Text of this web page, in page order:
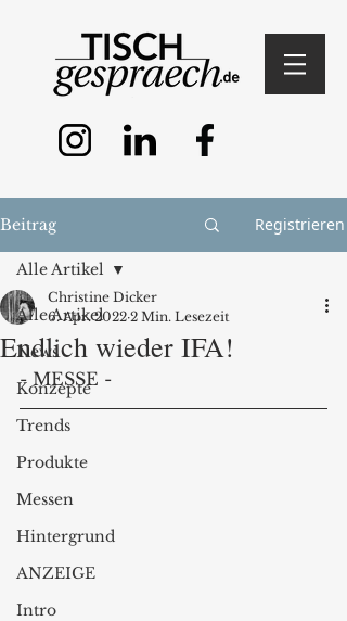
Beitrag Registrieren
Alle Artikel
News
Konzepte
Trends
Produkte
Messen
Hintergrund
ANZEIGE
Intro
Alle Artikel
Endlich wieder IFA!
Christine Dicker
6. Apr. 2022 2 Min. Lesezeit
- MESSE -